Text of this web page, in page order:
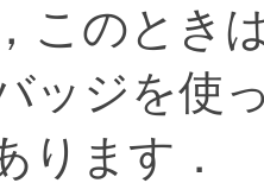
このとき
ッジを使
ります．